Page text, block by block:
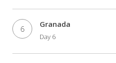
6 Granada
Day 6